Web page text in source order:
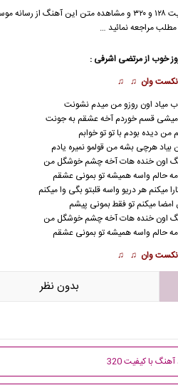
با کیفیت ۱۲۸ و ۳۲۰ و مشاهده متن این آهنگ از
مطلب مراجعه نمائید …
خوب ازمرتضی اشرفی :
نکست وان ♫ ♫
ﻣﻴﺎد اون روزو ﻣﻦ ﻣﻴﺪم ﻧﺸﻮﻧﺖ
ﻣﻴﺸﻰ ﻗﺴﻢ ﺧﻮردم آﺧﻪ ﻋﺸﻘﻢ ﺑﻪ ﺟﻮﻧﺖ
ﻣﻦ دﻳﺪه ﺑﻮدم ﺑﺎ ﺗﻮ ﺗﻮ ﺧﻮاﺑﻢ
ﺑﻴﺎد ﻫﺮﭼﻰ ﺑﺸﻪ ﻣﻦ ﻗﻮﻟﻤﻮ ﻧﻤﻴﺮه ﻳﺎدم
اون ﺧﻨﺪه ﻫﺎت آﺧﻪ ﭼﺸﻢ ﺧﻮﺷﮕﻞ ﻣﻦ
ﺣﺎﻟﻢ واﺳﻪ ﻫﻤﻴﺸﻪ ﺗﻮ ﺑﻤﻮﻧﻰ ﻋﺸﻘﻢ
ﻫﺮ درﻳﻮ واﺳﻪ ﻗﻠﺒﺘﻮ ﺑﮕﻰ وا ﻣﻴﻜﻨﻢ
اﻣﻀﺎ ﻣﻴﻜﻨﻢ ﺗﻮ ﻓﻘﻄ ﺑﻤﻮﻧﻰ ﭘﻴﺸﻢ
اون ﺧﻨﺪه ﻫﺎت آﺧﻪ ﭼﺸﻢ ﺧﻮﺷﮕﻞ ﻣﻦ
ﺣﺎﻟﻢ واﺳﻪ ﻫﻤﻴﺸﻪ ﺗﻮ ﺑﻤﻮﻧﻰ ﻋﺸﻘﻢ
نکست وان ♫ ♫
بدون نظر
آهنگ با کیفیت 320